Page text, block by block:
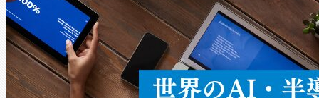
ることなく、単一のデバイス
うにします。遠距離まで届く
密度なスキャ […]